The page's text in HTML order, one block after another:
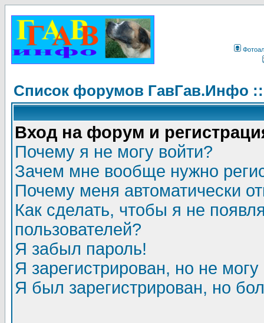
Список форумов ГавГав.Инфо
Вход на форум и
Почему я не могу войти?
Зачем мне вообще нужно
Почему меня автоматически
Как сделать, чтобы я не
пользователей?
Я забыл пароль!
Я зарегистрирован, но не могу
Я был зарегистрирован, но